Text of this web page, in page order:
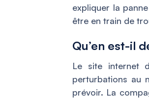
expliquer la
être en train de
Qu’en est-il
Le site internet
perturbations au
prévoir. La